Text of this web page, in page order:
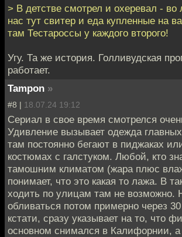
> В детстве смотрел и охеревал -
нас тут свитер и еда купленные на
там Тестароссы у каждого второго!
Угу. Та же история. Голливудская
работает.
Tampon »
#8 | 18.07.24 19:12
Сериал в свое время смотрелся
Удивление вызывает одежда
там постоянно бегают в пиджаках
костюмах с галстуком. Любой, кто
тамошним климатом (жара плюс
понимает, что это какая то лажа. В
ходить по улицам там не возможно.
обливаться потом примерно через
кстати, сразу указывает на то, что
основном снимался в Калифорнии,